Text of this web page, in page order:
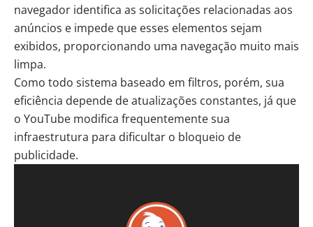
navegador identifica as solicitações relacionadas aos
anúncios e impede que esses elementos sejam
exibidos, proporcionando uma navegação muito mais
limpa.
Como todo sistema baseado em filtros, porém, sua
eficiência depende de atualizações constantes, já que
o YouTube modifica frequentemente sua
infraestrutura para dificultar o bloqueio de
publicidade.